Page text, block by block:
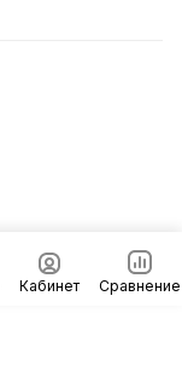
Кабинет Сравнение